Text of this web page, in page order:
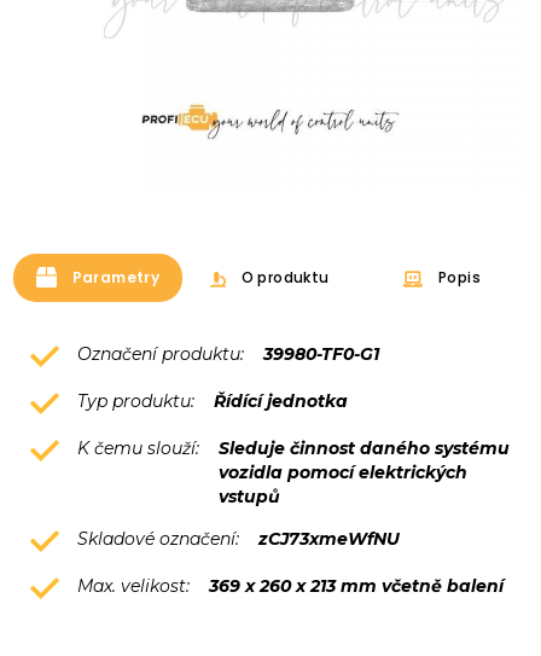
Parametry O produktu Popis
Označení produktu: 39980-TF0-G1
Typ produktu: Řídící jednotka
K čemu slouží:
Sleduje činnost daného systému
vozidla pomocí elektrických
vstupů
Skladové označení:
zCJ73xmeWfNU
Max. velikost: 369 x 260 x 213 mm včetně balení